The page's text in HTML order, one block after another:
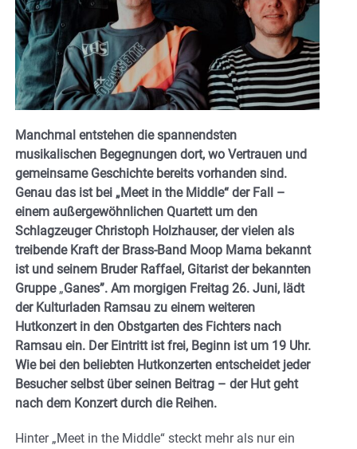
Manchmal entstehen die spannendsten
musikalischen Begegnungen dort, wo Vertrauen und
gemeinsame Geschichte bereits vorhanden sind.
Genau das ist bei „Meet in the Middle“ der Fall –
einem außergewöhnlichen Quartett um den
Schlagzeuger Christoph Holzhauser, der vielen als
treibende Kraft der Brass-Band Moop Mama bekannt
ist und seinem Bruder Raffael, Gitarist der bekannten
Gruppe „Ganes”. Am morgigen Freitag 26. Juni, lädt
der Kulturladen Ramsau zu einem weiteren
Hutkonzert in den Obstgarten des Fichters nach
Ramsau ein. Der Eintritt ist frei, Beginn ist um 19 Uhr.
Wie bei den beliebten Hutkonzerten entscheidet jeder
Besucher selbst über seinen Beitrag – der Hut geht
nach dem Konzert durch die Reihen.
Hinter „Meet in the Middle“ steckt mehr als nur ein